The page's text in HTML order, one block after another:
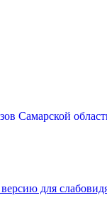
Самарской
для